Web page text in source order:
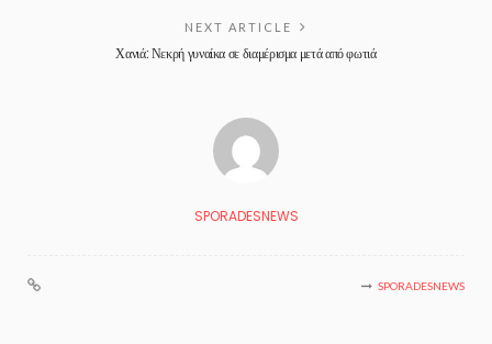
NEXT ARTICLE
Χανιά: Νεκρή γυναίκα σε διαμέρισμα μετά από φωτιά
SPORADESNEWS
SPORADESNEWS